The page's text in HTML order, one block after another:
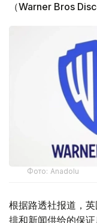
（Warner Bros
Фото: Аnadolu
根据路透社报道，
排和新闻供给的保证